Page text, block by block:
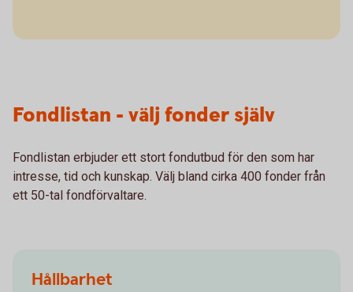
Fondlistan - välj fonder själv
Fondlistan erbjuder ett stort fondutbud för den som har
intresse, tid och kunskap. Välj bland cirka 400 fonder från
ett 50-tal fondförvaltare.
Hållbarhet